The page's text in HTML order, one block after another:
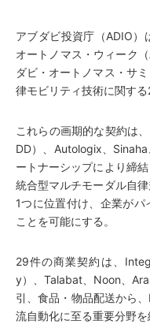
アブダビ投資庁（ADIO）
オートノマス・ウィーク
ダビ・オートノマス・サ
律モビリティ技術に関す
これらの画期的な契約は
DD）、Autologix、
ートナーシップにより締
統合型マルチモーダル自
1つに位置付け、企業が
ことを可能にする。
29件の商業契約は、
y）、Talabat、Noon、
引、食品・物品配送から
流自動化に至る重要分野を